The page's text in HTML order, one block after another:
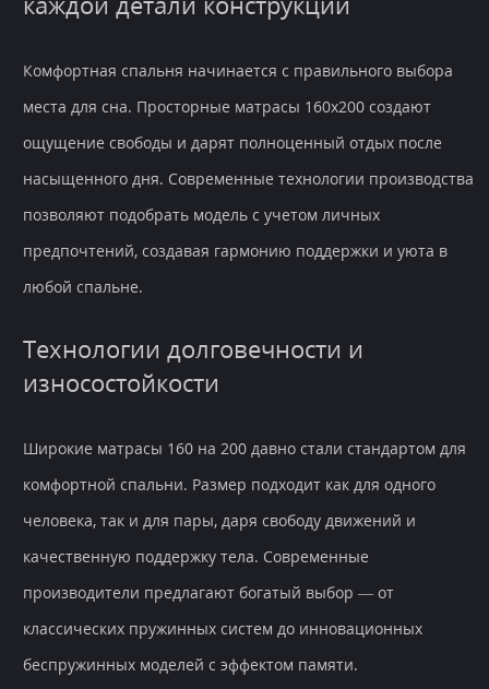
Комфортная спальня начинается с правильного выбора
места для сна. Просторные матрасы 160х200 создают
ощущение свободы и дарят полноценный отдых после
насыщенного дня. Современные технологии производства
позволяют подобрать модель с учетом личных
предпочтений, создавая гармонию поддержки и уюта в
любой спальне.
Технологии долговечности и
износостойкости
Широкие матрасы 160 на 200 давно стали стандартом для
комфортной спальни. Размер подходит как для одного
человека, так и для пары, даря свободу движений и
качественную поддержку тела. Современные
производители предлагают богатый выбор — от
классических пружинных систем до инновационных
беспружинных моделей с эффектом памяти.